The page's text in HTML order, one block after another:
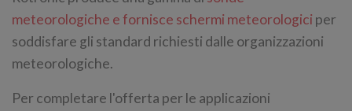
meteorologiche e fornisce schermi meteorologici per
soddisfare gli standard richiesti dalle organizzazioni
meteorologiche.
Per completare l'offerta per le applicazioni